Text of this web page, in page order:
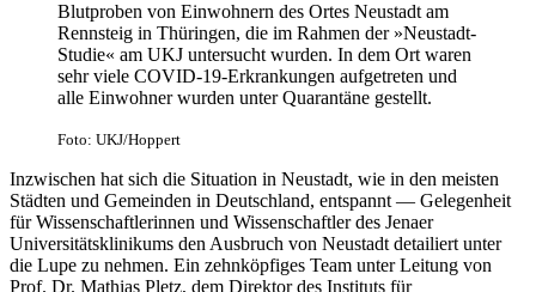
Blutproben von Einwohnern des Ortes Neustadt am
Rennsteig in Thüringen, die im Rahmen der »Neustadt-
Studie« am UKJ untersucht wurden. In dem Ort waren
sehr viele COVID-19-Erkrankungen aufgetreten und
alle Einwohner wurden unter Quarantäne gestellt.
Foto: UKJ/Hoppert
Inzwischen hat sich die Situation in Neustadt, wie in den meisten
Städten und Gemeinden in Deutschland, entspannt — Gelegenheit
für Wissenschaftlerinnen und Wissenschaftler des Jenaer
Universitätsklinikums den Ausbruch von Neustadt detailiert unter
die Lupe zu nehmen. Ein zehnköpfiges Team unter Leitung von
Prof. Dr. Mathias Pletz, dem Direktor des Instituts für